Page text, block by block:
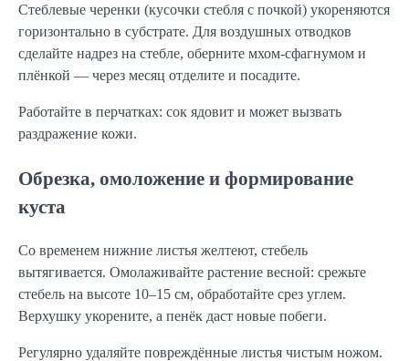
Стеблевые черенки (кусочки стебля с почкой) укореняются
горизонтально в субстрате. Для воздушных отводков
сделайте надрез на стебле, оберните мхом-сфагнумом и
плёнкой — через месяц отделите и посадите.
Работайте в перчатках: сок ядовит и может вызвать
раздражение кожи.
Обрезка, омоложение и формирование
куста
Со временем нижние листья желтеют, стебель
вытягивается. Омолаживайте растение весной: срежьте
стебель на высоте 10–15 см, обработайте срез углем.
Верхушку укорените, а пенёк даст новые побеги.
Регулярно удаляйте повреждённые листья чистым ножом.